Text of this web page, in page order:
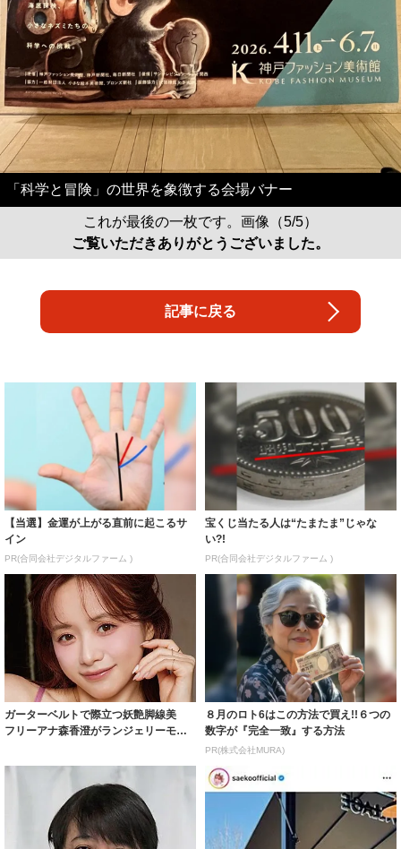
「科学と冒険」の世界を象徴する会場バナー
これが最後の一枚です。画像（5/5）
ご覧いただきありがとうございました。
記事に戻る
【当選】金運が上がる直前に起こるサ
イン
PR(合同会社デジタルファーム )
宝くじ当たる人は“たまたま”じゃな
い?!
PR(合同会社デジタルファーム )
ガーターベルトで際立つ妖艶脚線美
フリーアナ森香澄がランジェリーモデ
８月のロト6はこの方法で買え!!６つの
数字が『完全一致』する方法
PR(株式会社MURA)